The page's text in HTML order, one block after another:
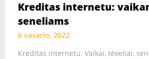
Kreditas internetu:
seneliams
6 vasario, 2022
Kreditas internetu. Vaikai, tėveliai,